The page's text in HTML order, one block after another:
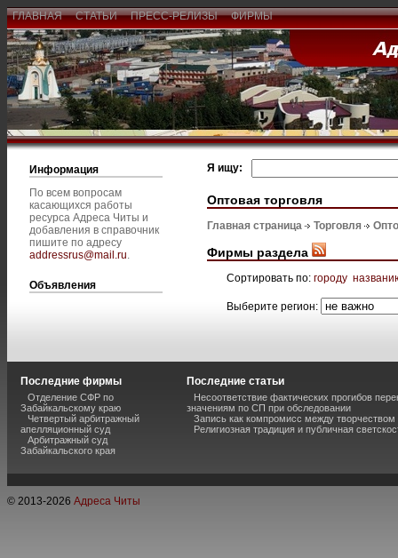
ГЛАВНАЯ СТАТЬИ ПРЕСС-РЕЛИЗЫ ФИРМЫ
Информация
По всем вопросам
касающихся работы
ресурса Адреса Читы и
добавления в справочник
пишите по адресу
addressrus@mail.ru.
Объявления
Я ищу:
Оптовая торговля
Главная страница Торговля
Фирмы раздела
Сортировать по: городу
Выберите регион:
Последние фирмы
Отделение СФР по
Забайкальскому краю
Четвертый арбитражный
апелляционный суд
Арбитражный суд
Забайкальского края
Последние статьи
Несоответствие фактических прогибов
значениям по СП при обследовании
Запись как компромисс между
Религиозная традиция и публичная
© 2013-2026 Адреса Читы